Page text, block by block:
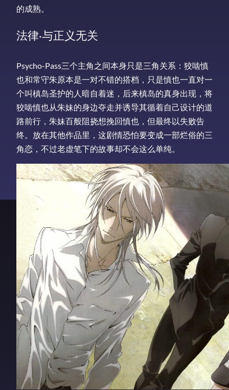
的成熟。
法律·与正义无关
Psycho-Pass三个主角之间本身只是三角关系：狡啮慎
也和常守朱原本是一对不错的搭档，只是慎也一直对一
个叫槙岛圣护的人暗自着迷，后来槙岛的真身出现，将
狡啮慎也从朱妹的身边夺走并诱导其循着自己设计的道
路前行，朱妹百般阻挠想挽回慎也，但最终以失败告
终。放在其他作品里，这剧情恐怕要变成一部烂俗的三
角恋，不过老虚笔下的故事却不会这么单纯。